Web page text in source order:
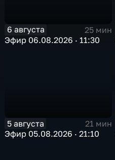
6 августа
25 мин
Эфир 06.08.2026 · 11:30
5 августа
21 мин
Эфир 05.08.2026 · 21:10